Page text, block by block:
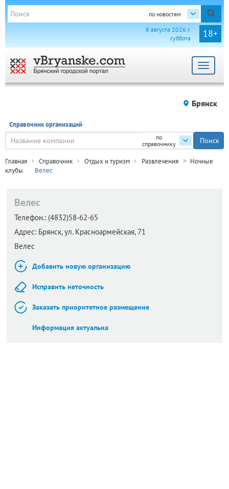
по новостям
18+
8 августа 2026 г.
суббота
Toggle
Брянск
Справочник организаций
по
справочнику
Главная Справочник Отдых и туризм Развлечения
Ночные
клубы
Велес
Велес
Телефон.: (4832)58-62-65
Адрес: Брянск,ул. Красноармейская, 71
Велес
Добавить новую организацию
Исправить неточность
Заказать приоритетное размещение
Информация актуальна